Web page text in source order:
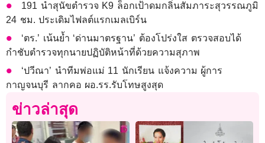
191 นำสุนัขตำรวจ K9 ล็อกเป้าดมกลิ่นสัมภาระสุวรรณภูมิ
24 ชม. ประเดิมไฟลต์แรกเมลเบิร์น
‘ตร.’ เน้นย้ำ ‘ด่านมาตรฐาน’ ต้องโปร่งใส ตรวจสอบได้
กำชับตำรวจทุกนายปฏิบัติหน้าที่ด้วยความสุภาพ
‘ปวีณา’ นำทีมพ่อแม่ 11 นักเรียน แจ้งความ ผู้การ
กาญจนบุรี ลากคอ ผอ.รร.รับโทษสูงสุด
ข่าวล่าสุด